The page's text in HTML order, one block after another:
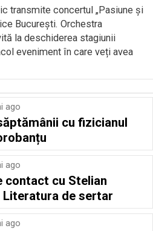
transmite concertul „Pasiune și
București. Orchestra
la deschiderea stagiunii
eveniment în care veți avea
ago
cu fizicianul
ago
contact cu Stelian
Literatura de sertar
ago